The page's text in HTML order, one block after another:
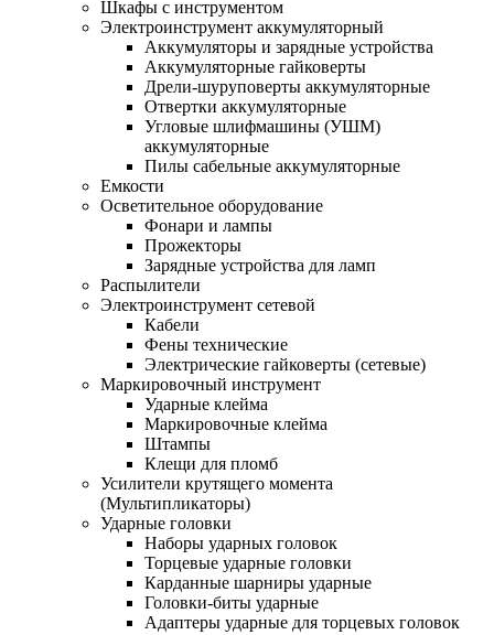
Шкафы с инструментом
Электроинструмент аккумуляторный
Аккумуляторы и зарядные устройства
Аккумуляторные гайковерты
Дрели-шуруповерты аккумуляторные
Отвертки аккумуляторные
Угловые шлифмашины (УШМ)
аккумуляторные
Пилы сабельные аккумуляторные
Емкости
Осветительное оборудование
Фонари и лампы
Прожекторы
Зарядные устройства для ламп
Распылители
Электроинструмент сетевой
Кабели
Фены технические
Электрические гайковерты (сетевые)
Маркировочный инструмент
Ударные клейма
Маркировочные клейма
Штампы
Клещи для пломб
Усилители крутящего момента
(Мультипликаторы)
Ударные головки
Наборы ударных головок
Торцевые ударные головки
Карданные шарниры ударные
Головки-биты ударные
Адаптеры ударные для торцевых головок